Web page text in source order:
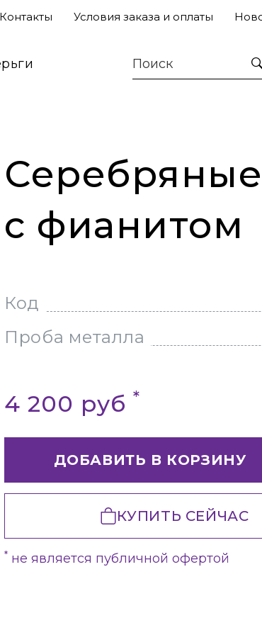
Контакты Условия заказа и оплаты
с фианитом
Код
Проба металла
4 200 руб *
ДОБАВИТЬ В КОРЗИНУ
КУПИТЬ СЕЙЧАС
* не является публичной офертой